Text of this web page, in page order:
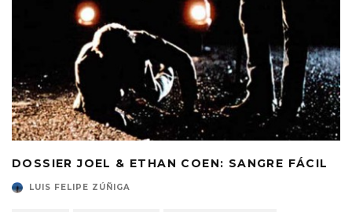
DOSSIER JOEL & ETHAN COEN: SANGRE FÁCIL
LUIS FELIPE ZÚÑIGA